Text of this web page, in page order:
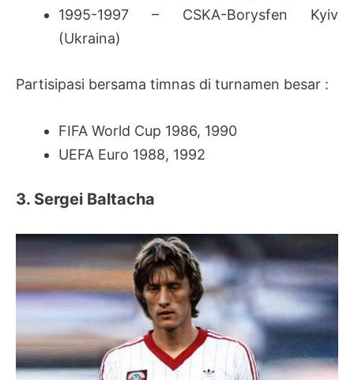
1995-1997 – CSKA-Borysfen Kyiv
(Ukraina)
Partisipasi bersama timnas di turnamen besar :
FIFA World Cup 1986, 1990
UEFA Euro 1988, 1992
3. Sergei Baltacha